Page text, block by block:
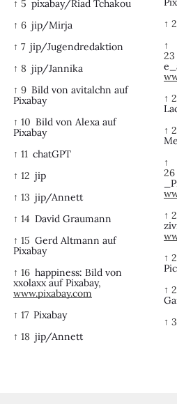
↑ 5 pixabay/Riad Tchakou
↑ 6 jip/Mirja
↑ 7 jip/Jugendredaktion
↑ 8 jip/Jannika
↑ 9 Bild von avitalchn auf
Pixabay
↑ 10 Bild von Alexa auf
Pixabay
↑ 11 chatGPT
↑ 12 jip
↑ 13 jip/Annett
↑ 14 David Graumann
↑ 15 Gerd Altmann auf
Pixabay
↑ 16 happiness: Bild von
xxolaxx auf Pixabay,
www.pixabay.com
↑ 17 Pixabay
↑ 18 jip/Annett
↑
↑
23
↑
↑
↑
26
↑
↑
↑
↑